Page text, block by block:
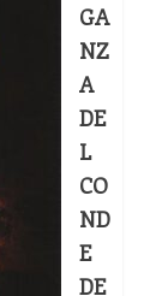
GA
NZ
A
DE
L
CO
ND
E
DE